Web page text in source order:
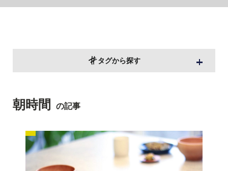
タグから探す
朝時間 の記事